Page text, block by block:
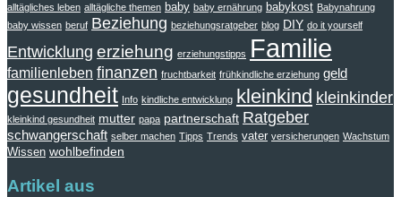
alltägliches leben alltägliche themen baby baby ernährung babykost Babynahrung
baby wissen beruf Beziehung beziehungsratgeber blog DIY do it yourself
Entwicklung erziehung erziehungstipps Familie
familienleben finanzen fruchtbarkeit frühkindliche erziehung geld
gesundheit Info kindliche entwicklung kleinkind kleinkinder
kleinkind gesundheit mutter papa partnerschaft Ratgeber
schwangerschaft selber machen Tipps Trends vater versicherungen Wachstum
Wissen wohlbefinden
Artikel aus